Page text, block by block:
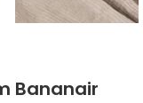
Bananair